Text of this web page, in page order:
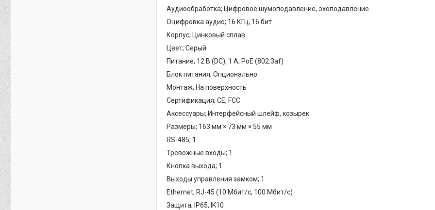
Аудиообработка; Цифровое шумоподавление, эхоподавление
Оцифровка аудио; 16 КГц, 16 бит
Корпус; Цинковый сплав
Цвет; Серый
Питание; 12 В (DC), 1 A; PoE (802.3af)
Блок питания; Опционально
Монтаж; На поверхность
Сертификация; CE, FCC
Аксессуары; Интерфейсный шлейф, козырек
Размеры; 163 мм × 73 мм × 55 мм
RS-485; 1
Тревожные входы; 1
Кнопка выхода; 1
Выходы управления замком; 1
Ethernet; RJ-45 (10 Мбит/с, 100 Мбит/с)
Защита; IP65, IK10